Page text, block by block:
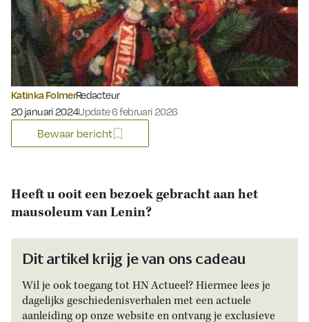
Katinka FolmerRedacteur
Gepubliceerd op:
20 januari 2024Update 6 februari 2026
Bewaar bericht
Heeft u ooit een bezoek gebracht aan het
mausoleum van Lenin?
Dit artikel krijg je van ons cadeau
Wil je ook toegang tot HN Actueel? Hiermee lees je
dagelijks geschiedenisverhalen met een actuele
aanleiding op onze website en ontvang je exclusieve